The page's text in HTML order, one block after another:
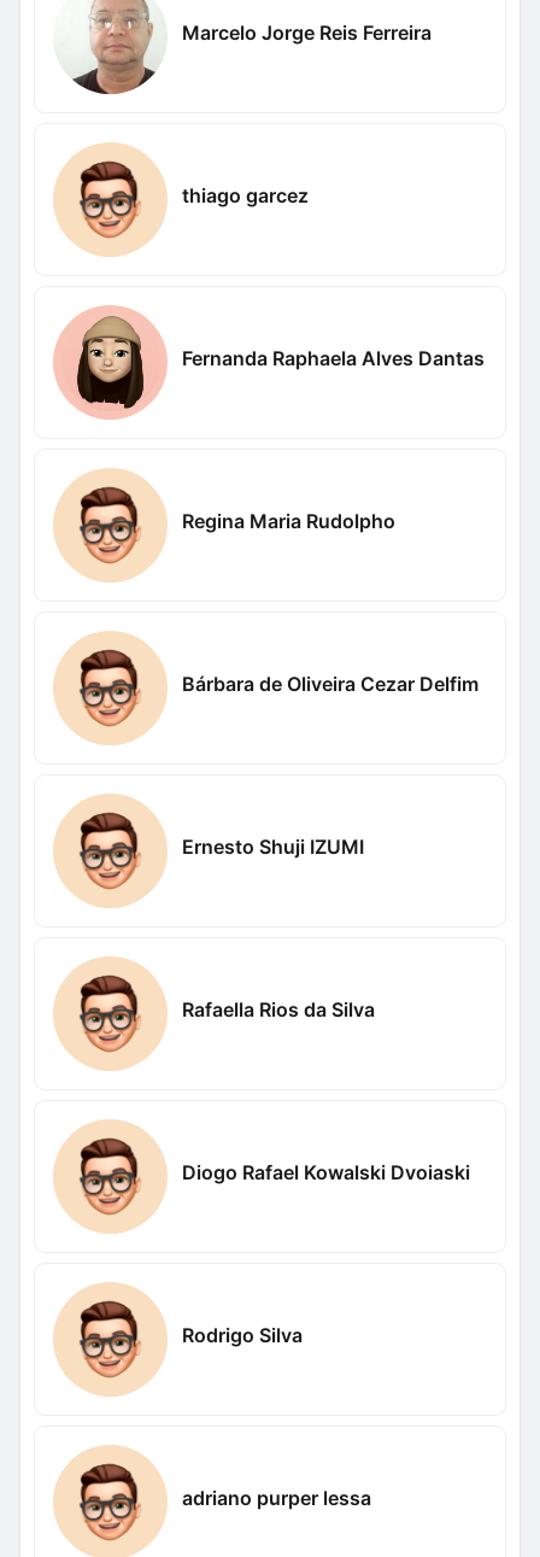
Marcelo Jorge Reis Ferreira
thiago garcez
Fernanda Raphaela Alves Dantas
Regina Maria Rudolpho
Bárbara de Oliveira Cezar Delfim
Ernesto Shuji IZUMI
Rafaella Rios da Silva
Diogo Rafael Kowalski Dvoiaski
Rodrigo Silva
adriano purper lessa